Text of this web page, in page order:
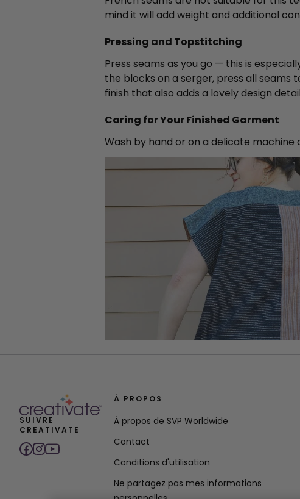
mind it will add weight and additional
Pressing and Topstitching
Press seams as you go — this is
the blocks on a serger, press all
finish that also adds a lovely design
Caring for Your Finished Garment
Wash by hand or on a delicate
SUIVRE
CREATIVATE
À PROPOS
À propos de SVP Worldwide
Contact
Conditions d'utilisation
Ne partagez pas mes informations